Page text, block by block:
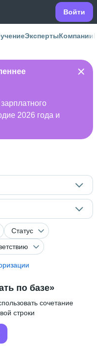
Войти
ЭкспертыКомпании
2026 года и
Статус
по базе»
сочетание
строки